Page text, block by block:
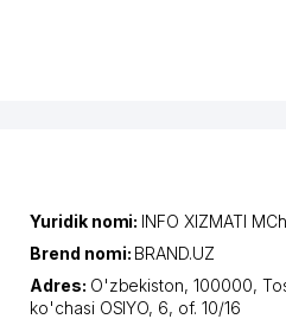
Yuridik nomi: INFO XIZMATI
Brend nomi: BRAND.UZ
Adres: O'zbekiston, 100000,
ko'chasi OSIYO, 6, of. 10/16